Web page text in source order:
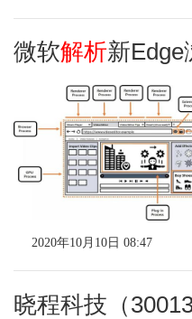
微软解析新
2020年10月10日 08:47
晓程科技（